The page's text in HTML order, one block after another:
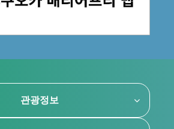
관광정보